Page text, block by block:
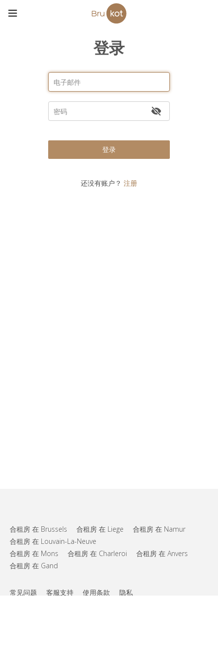
登录
登录
还没有账户？ 注册
合租房 在 Brussels 合租房 在 Liege
合租房 在 Namur
合租房 在 Louvain-La-Neuve
合租房 在 Mons
合租房 在 Charleroi
合租房 在 Anvers
合租房 在 Gand
常见问题 客服支持 使用条款 隐私